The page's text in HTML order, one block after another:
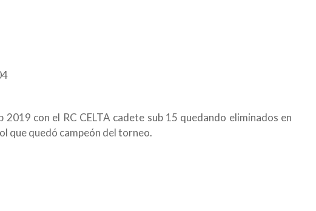
2019 con el RC CELTA cadete sub 15 quedando eliminados en
que quedó campeón del torneo.